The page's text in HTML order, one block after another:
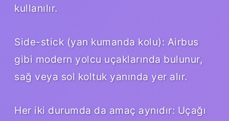
kullanılır.
Side-stick (yan kumanda kolu): Airbus
gibi modern yolcu uçaklarında bulunur,
sağ veya sol koltuk yanında yer alır.
Her iki durumda da amaç aynıdır: Uçağı